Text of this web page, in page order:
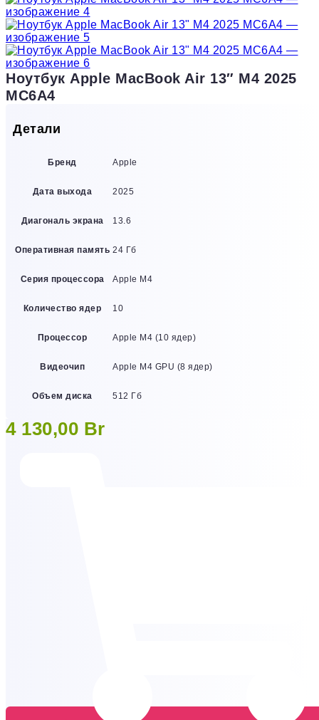
Ноутбук Apple MacBook Air 13″ M4 2025
MC6A4
Детали
Бренд Apple
Дата выхода 2025
Диагональ экрана 13.6
Оперативная память 24 Гб
Серия процессора Apple M4
Количество ядер 10
Процессор Apple M4 (10 ядер)
Видеочип Apple M4 GPU (8 ядер)
Объем диска 512 Гб
4 130,00 Br